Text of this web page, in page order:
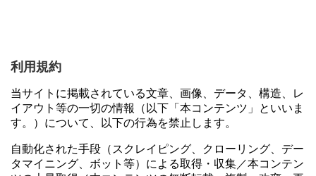
利用規約
当サイトに掲載されている文章、画像、データ、構造、レ
イアウト等の一切の情報（以下「本コンテンツ」といいま
す。）について、以下の行為を禁止します。
自動化された手段（スクレイピング、クローリング、デー
タマイニング、ボット等）による取得・収集／本コンテン